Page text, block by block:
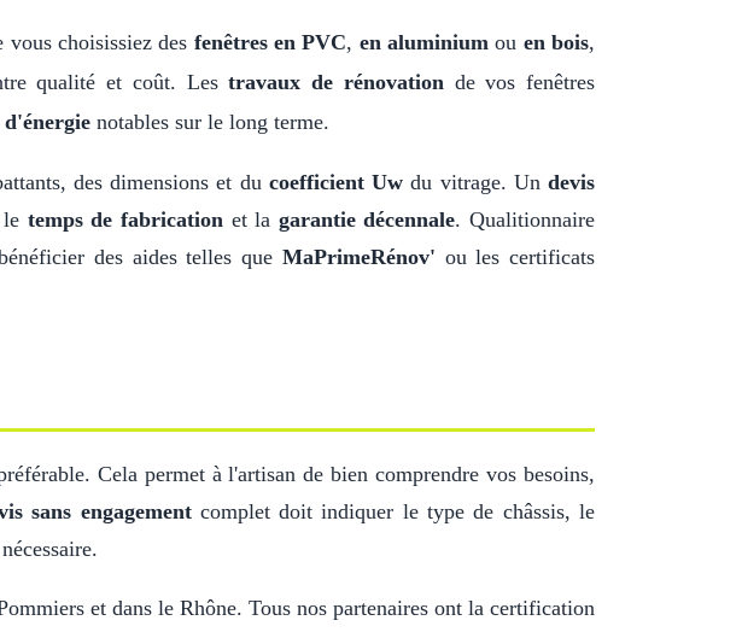
choisissiez des fenêtres en PVC, en aluminium ou en bois,
qualité et coût. Lestravaux de rénovationde vos fenêtres
d'énergie notables sur le long terme.
des dimensions et du coefficient Uw du vitrage. Undevis
temps de fabrication et la garantie décennale. Qualitionnaire
des aides telles que MaPrimeRénov' ou les certificats
Cela permet à l'artisan de bien comprendre vos besoins,
sans engagementcomplet doit indiquer le type de châssis, le
et dans le Rhône. Tous nos partenaires ont la certification